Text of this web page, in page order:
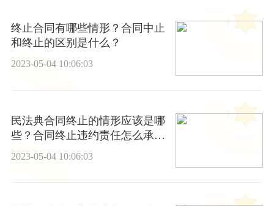
终止合同有哪些情形？合同中止
和终止的区别是什么？
2023-05-04 10:06:03
民法典合同终止的情形应该是哪
些？合同终止违约责任怎么承
2023-05-04 10:06:03